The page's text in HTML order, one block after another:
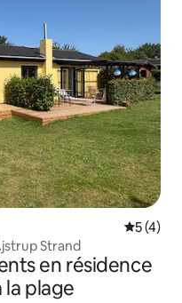
5 (4)
Strand
en résidence
la plage